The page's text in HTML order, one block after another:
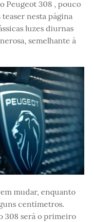
Peugeot 308 , pouco
teaser nesta página
luzes diurnas
semelhante à
mudar, enquanto
centímetros.
308 será o primeiro